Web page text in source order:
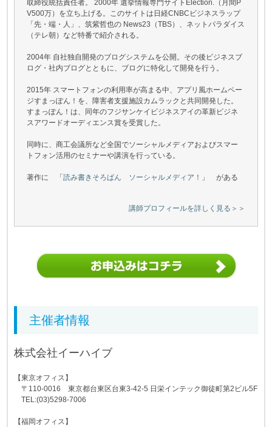
取締役統括責任者。 2000年 選挙情報専門サイトElection.（月間P
V500万）を立ち上げる。このサイトは日経CNBCビジネスラップ
「先・端・人」、筑紫哲也の News23（TBS）、ネットパラダイス
（テレ朝）など特番で紹介される。
2004年 自社独自開発のブログシステムを公開。その後ビジネスブ
ログ・社内ブログとともに、ブログに特化して開発を行う。
2015年 スマートフォンの利用率が高まる中、アプリ風ホームペー
ジすまっぽん！を、障害者支援施設カムラックと共同開発した。
すまっぽん！は、同年のフジサンケイビジネスアイの革新ビジネ
スアワードオーディエンス賞を受賞した。
同時に、商工会議所など全国でソーシャルメディアおよびスマー
トフォン活用のセミナーや講演を行っている。
著作に 「読み書きそろばん ソーシャルメディア！ 」 がある
講師プロフィールを詳しく見る＞＞
主催者情報
株式会社イーハイブ
【東京オフィス】
〒110-0016 東京都台東区台東3-42-5 日栄インテック御徒町第2ビル5F
TEL:(03)5298-7006
【福岡オフィス】